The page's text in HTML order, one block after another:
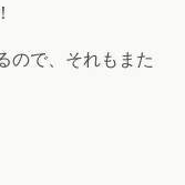
ので、それもまた